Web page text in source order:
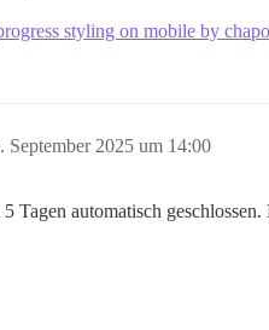
styling on mobile by
September 2025 um 14:00
Tagen automatisch